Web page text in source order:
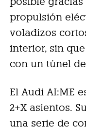
propulsión
voladizos
interior, sin
con un túnel
El Audi AI:ME
2+X asientos.
una serie de